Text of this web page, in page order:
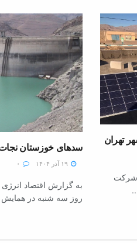
شرکت
سدهای خوزستان
به گزارش اقتصاد انرژی
روز سه شنبه در